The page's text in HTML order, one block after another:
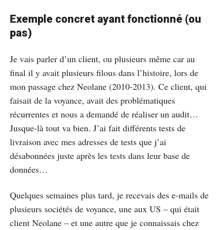
Exemple concret ayant fonctionné (ou
pas)
Je vais parler d’un client, ou plusieurs même car au
final il y avait plusieurs filous dans l’histoire, lors de
mon passage chez Neolane (2010-2013). Ce client, qui
faisait de la voyance, avait des problématiques
récurrentes et nous a demandé de réaliser un audit…
Jusque-là tout va bien. J’ai fait différents tests de
livraison avec mes adresses de tests que j’ai
désabonnées juste après les tests dans leur base de
données…
Quelques semaines plus tard, je recevais des e-mails de
plusieurs sociétés de voyance, une aux US – qui était
client Neolane – et une autre que je connaissais chez